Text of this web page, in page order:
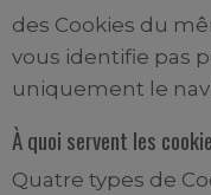
des Cookies du
vous identifie pas
uniquement le
À quoi servent les
Quatre types de